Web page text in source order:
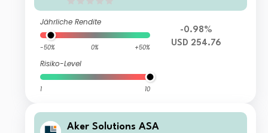
Jährliche Rendite
-50% 0% +50%
Risiko-Level
1 10
-0.98%
USD 254.76
Aker Solutions ASA